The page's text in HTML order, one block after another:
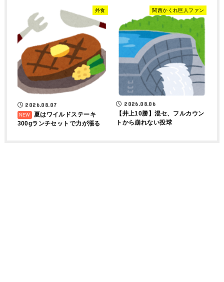
外食
2026.08.07
夏はワイルドステーキ
300gランチセットで力が漲る
関西かくれ巨人ファン
2026.08.06
【井上10勝】混セ、フルカウン
トから崩れない投球